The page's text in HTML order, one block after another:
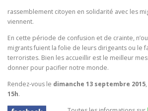
rassemblement citoyen en solidarité avec les
viennent.
En cette période de confusion et de crainte,
migrants fuient la folie de leurs dirigeants ou le
terroristes. Bien les accueillir est le meilleur
donner pour pacifier notre monde.
Rendez-vous le dimanche 13 septembre 2015,
15h.